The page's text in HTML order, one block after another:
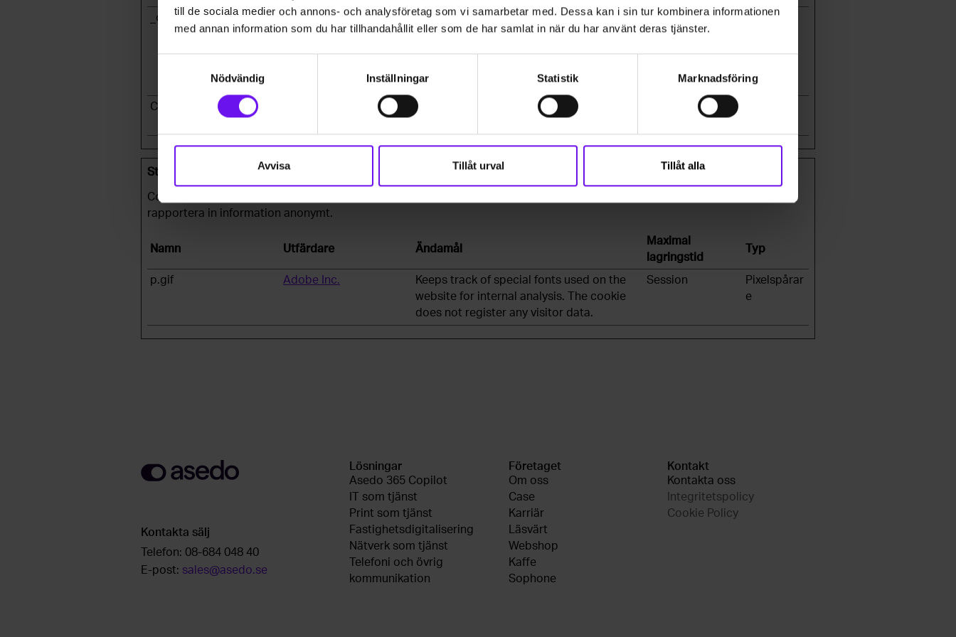
till de sociala medier och annons- och analysföretag som vi samarbetar med. Dessa kan i sin tur kombinera informationen
med annan information som du har tillhandahållit eller som de har samlat in när du har använt deras tjänster.
Nödvändig
Inställningar Statistik Marknadsföring
Avvisa Tillåt urval Tillåt alla
_cfuvid www.asedo.se
This cookie is a part of the services
provided by Cloudflare - Including load-
operators.
Session
HTTP-
CookieConsent Indikerar medgivande för cookies.
Statistik (1)
Cookies för statistik hjälper en webbplatsägare att förstå hur besökare interagerar med webbplatser genom att samla och
rapportera in information anonymt.
Namn Utfärdare Ändamål
Maximal
lagringstid
Typ
p.gif Adobe Inc.
Keeps track of special fonts used on the
website for internal analysis. The cookie
does not register any visitor data.
Session
Pixelspårar
e
Kontakta sälj
Telefon: 08-684 048 40
E-post: sales@asedo.se
Lösningar
Asedo 365 Copilot
IT som tjänst
Print som tjänst
Fastighetsdigitalisering
Nätverk som tjänst
Telefoni och övrig
kommunikation
Företaget
Om oss
Case
Karriär
Läsvärt
Webshop
Kaffe
Sophone
Kontakt
Kontakta oss
Integritetspolicy
Cookie Policy